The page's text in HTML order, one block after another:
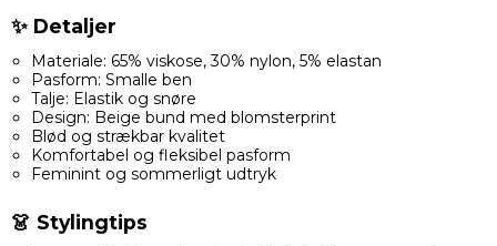
✨ Detaljer
Materiale: 65% viskose, 30% nylon, 5% elastan
Pasform: Smalle ben
Talje: Elastik og snøre
Design: Beige bund med blomsterprint
Blød og strækbar kvalitet
Komfortabel og fleksibel pasform
Feminint og sommerligt udtryk
👗 Stylingtips